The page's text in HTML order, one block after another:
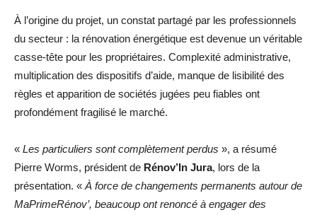
À l’origine du projet, un constat partagé par les professionnels
du secteur : la rénovation énergétique est devenue un véritable
casse-tête pour les propriétaires. Complexité administrative,
multiplication des dispositifs d’aide, manque de lisibilité des
règles et apparition de sociétés jugées peu fiables ont
profondément fragilisé le marché.
« Les particuliers sont complètement perdus », a résumé
Pierre Worms, président de Rénov’In Jura, lors de la
présentation. « À force de changements permanents autour de
MaPrimeRénov’, beaucoup ont renoncé à engager des